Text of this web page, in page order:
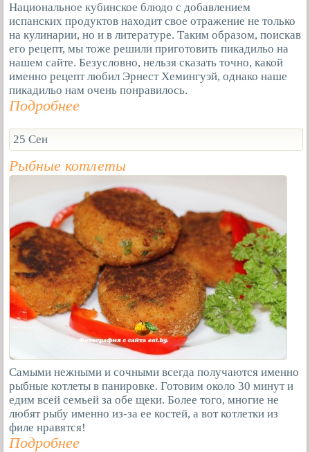
Национальное кубинское блюдо с добавлением
испанских продуктов находит свое отражение не только
на кулинарии, но и в литературе. Таким образом, поискав
его рецепт, мы тоже решили приготовить пикадильо на
нашем сайте. Безусловно, нельзя сказать точно, какой
именно рецепт любил Эрнест Хемингуэй, однако наше
пикадильо нам очень понравилось.
Подробнее
25 Сен
Рыбные котлеты
Самыми нежными и сочными всегда получаются именно
рыбные котлеты в панировке. Готовим около 30 минут и
едим всей семьей за обе щеки. Более того, многие не
любят рыбу именно из-за ее костей, а вот котлетки из
филе нравятся!
Подробнее